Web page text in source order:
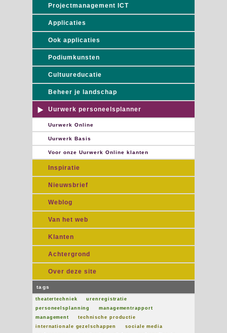
Projectmanagement ICT
Applicaties
Ook applicaties
Podiumkunsten
Cultuureducatie
Beheer je landschap
Uurwerk personeelsplanner
Uurwerk Online
Uurwerk Basis
Voor onze Uurwerk Online klanten
Inspiratie
Nieuwsbrief
Weblog
Van het web
Klanten
Achtergrond
Over deze site
tags
theatertechniek
urenregistratie
personeelsplanning
managementrapport
management
technische productie
internationale gezelschappen
sociale media